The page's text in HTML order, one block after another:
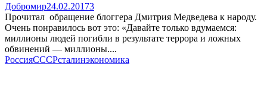
Добромир24.02.20173
Прочитал обращение блоггера Дмитрия Медведева к народу.
Очень понравилось вот это: «Давайте только вдумаемся:
миллионы людей погибли в результате террора и ложных
обвинений — миллионы....
РоссияСССРсталинэкономика